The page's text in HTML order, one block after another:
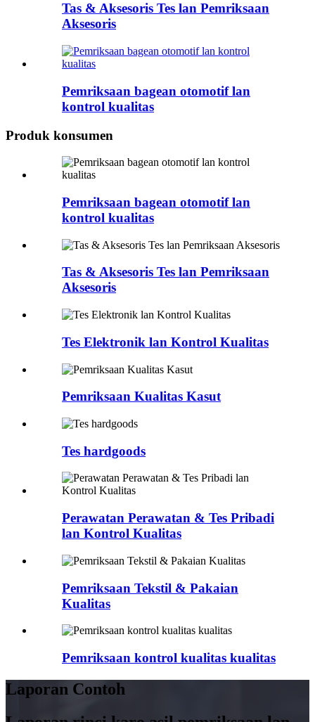
Tas & Aksesoris Tes lan Pemriksaan
Aksesoris
Pemriksaan bagean otomotif lan
kontrol kualitas
Produk konsumen
Pemriksaan bagean otomotif lan
kontrol kualitas
Tas & Aksesoris Tes lan Pemriksaan
Aksesoris
Tes Elektronik lan Kontrol Kualitas
Pemriksaan Kualitas Kasut
Tes hardgoods
Perawatan Perawatan & Tes Pribadi
lan Kontrol Kualitas
Pemriksaan Tekstil & Pakaian
Kualitas
Pemriksaan kontrol kualitas kualitas
Laporan Contoh